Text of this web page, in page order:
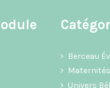
Berceau
Univers